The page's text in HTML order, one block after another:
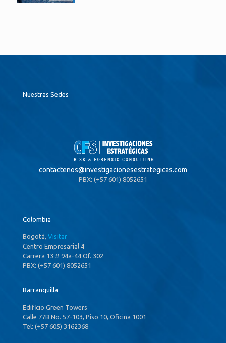
Nuestras Sedes
contactenos@investigacionesestrategicas.com
PBX: (+57 601) 8052651
Colombia
Bogotá, Visitar
Centro Empresarial 4
Carrera 13 # 94a-44 Of. 302
PBX: (+57 601) 8052651
Barranquilla
Edificio Green Towers
Calle 77B No. 57-103, Piso 10, Oficina 1001
Tel: (+57 605) 3162368